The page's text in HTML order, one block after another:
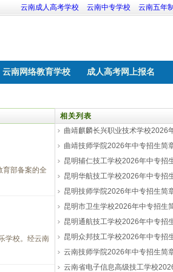
云南成人高考学校 云南中专学校 云南五年
云南网络教育学校 成人高考网上报名
育部备案的全
学校。经云南
相关列表
曲靖麒麟长兴职业技术学校2026
简章曲靖技师学院2026年中专招生简
昆明辅仁技工学校2026年中专招
昆明华航技工学校2026年中专招
昆明技师学院2026年中专招生简
昆明市卫生学校2026年中专招生
昆明通航技工学校2026年中专招
昆明众邦技工学校2026年中专招
云南技师学院2026年中专招生简
云南省电子信息高级技工学校